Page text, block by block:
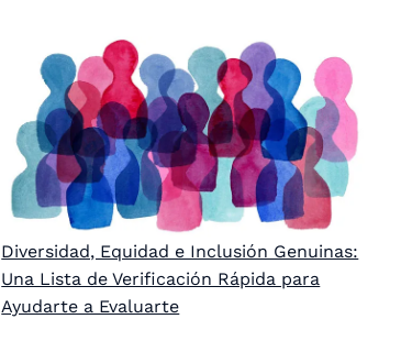
Diversidad, Equidad e Inclusión Genuinas:
Una Lista de Verificación Rápida para
Ayudarte a Evaluarte